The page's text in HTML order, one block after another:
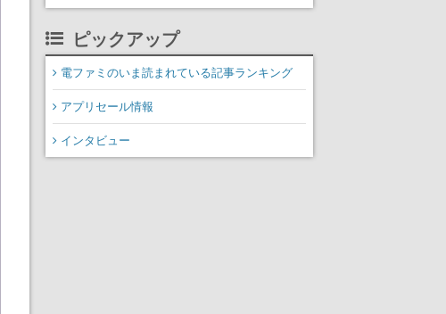
（CV：竹内順子）が主人
ピックアップ
電ファミのいま読まれている記事ランキング
アプリセール情報
インタビュー